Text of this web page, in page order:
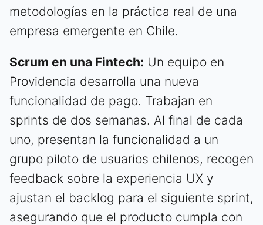
metodologías en la práctica real de una
empresa emergente en Chile.
Scrum en una Fintech: Un equipo en
Providencia desarrolla una nueva
funcionalidad de pago. Trabajan en
sprints de dos semanas. Al final de cada
uno, presentan la funcionalidad a un
grupo piloto de usuarios chilenos, recogen
feedback sobre la experiencia UX y
ajustan el backlog para el siguiente sprint,
asegurando que el producto cumpla con